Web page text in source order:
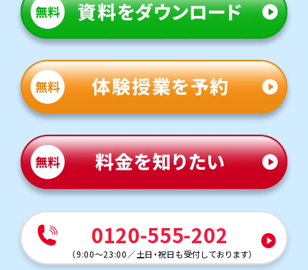
0120-555-202
（9:00～23:00 ／土日・祝日も受付しております）